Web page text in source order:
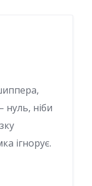
нуль, ніби
ігнорує.